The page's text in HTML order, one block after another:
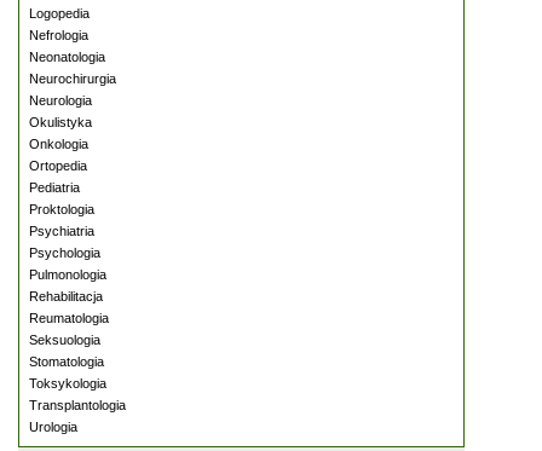
Logopedia
Nefrologia
Neonatologia
Neurochirurgia
Neurologia
Okulistyka
Onkologia
Ortopedia
Pediatria
Proktologia
Psychiatria
Psychologia
Pulmonologia
Rehabilitacja
Reumatologia
Seksuologia
Stomatologia
Toksykologia
Transplantologia
Urologia